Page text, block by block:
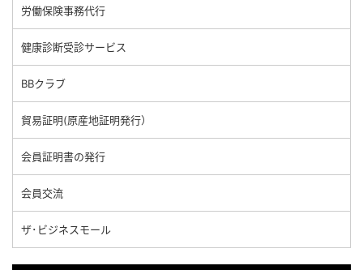
労働保険事務代行
健康診断受診サービス
BBクラブ
貿易証明(原産地証明発行）
会員証明書の発行
会員交流
ザ･ビジネスモール